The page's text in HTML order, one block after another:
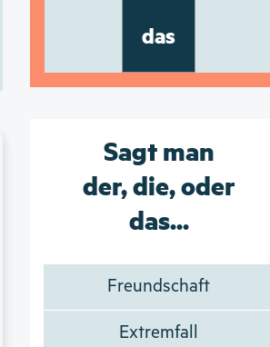
das
Sagt man
der, die, oder
das...
Freundschaft
Extremfall